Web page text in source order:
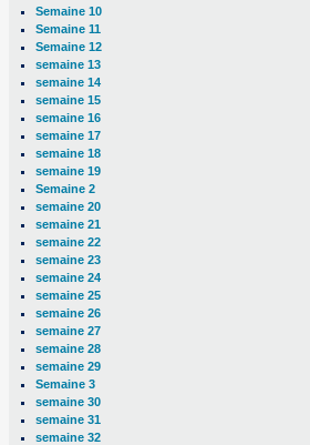
Semaine 10
Semaine 11
Semaine 12
semaine 13
semaine 14
semaine 15
semaine 16
semaine 17
semaine 18
semaine 19
Semaine 2
semaine 20
semaine 21
semaine 22
semaine 23
semaine 24
semaine 25
semaine 26
semaine 27
semaine 28
semaine 29
Semaine 3
semaine 30
semaine 31
semaine 32